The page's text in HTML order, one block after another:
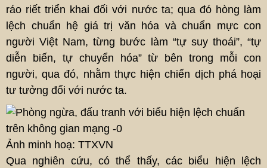
ráo riết triển khai đối với nước ta; qua đó hòng làm
lệch chuẩn hệ giá trị văn hóa và chuẩn mực con
người Việt Nam, từng bước làm “tự suy thoái”, “tự
diễn biến, tự chuyển hóa” từ bên trong mỗi con
người, qua đó, nhằm thực hiện chiến dịch phá hoại
tư tưởng đối với nước ta.
Ảnh minh hoạ: TTXVN
Qua nghiên cứu, có thể thấy, các biểu hiện lệch